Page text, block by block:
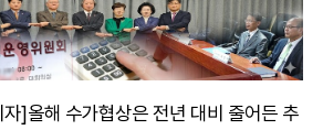
]올해 수가협상은 전년 대비 줄어든 추